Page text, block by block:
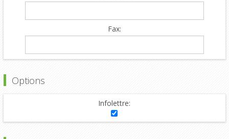
Fax:
Options
Infolettre: